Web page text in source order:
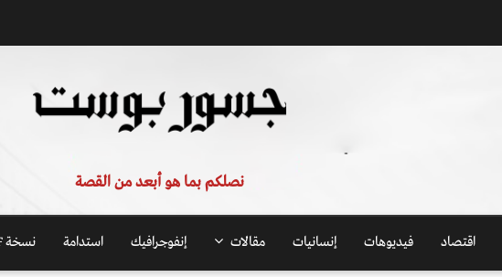
نصلكم بما هو أبعد من القصة
اقتصاد فيديوهات إنسانيات مقالات إنفوجرافيك استدامة نسخة PDF